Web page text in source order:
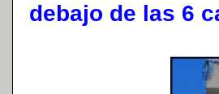
debajo de las 6